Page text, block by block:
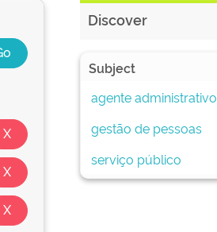
Discover
Subject
agente administrativo
gestão de pessoas
serviço público